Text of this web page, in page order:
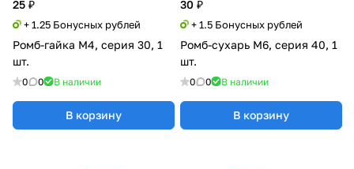
25 ₽
+ 1.25 Бонусных рублей
Ромб-гайка М4, серия 30, 1
шт.
0 0 В наличии
В корзину
30 ₽
+ 1.5 Бонусных рублей
Ромб-сухарь М6, серия 40, 1
шт.
0 0 В наличии
В корзину